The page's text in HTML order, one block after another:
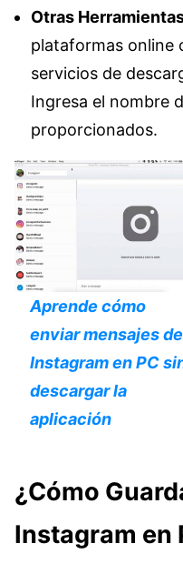
Otras
plataformas online
servicios de
Ingresa el nombre
proporcionados.
Aprende cómo
enviar mensajes de
Instagram en PC
descargar la
aplicación
¿Cómo
Instagram en